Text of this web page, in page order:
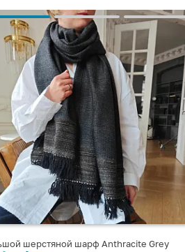
шерстяной шарф Anthracite Grey